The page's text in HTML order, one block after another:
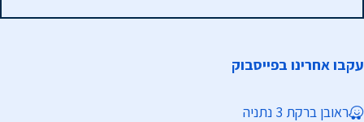
עקבו אחרינו בפייסבוק
ראובן ברקת 3 נתניה